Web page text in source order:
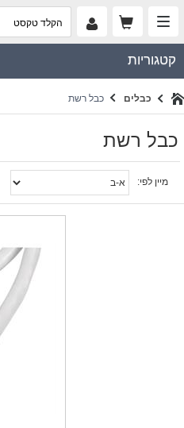
קטגוריות
כבלים כבל רשת
כבל רשת
מיין לפי: